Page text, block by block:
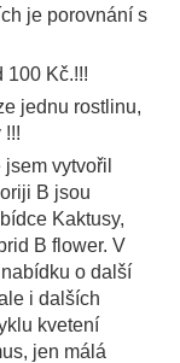
je porovnání s
100 Kč.!!!
jednu rostlinu,
!!!
vytvořil
B jsou
Kaktusy,
B flower. V
o další
i dalších
kvetení
jen málá